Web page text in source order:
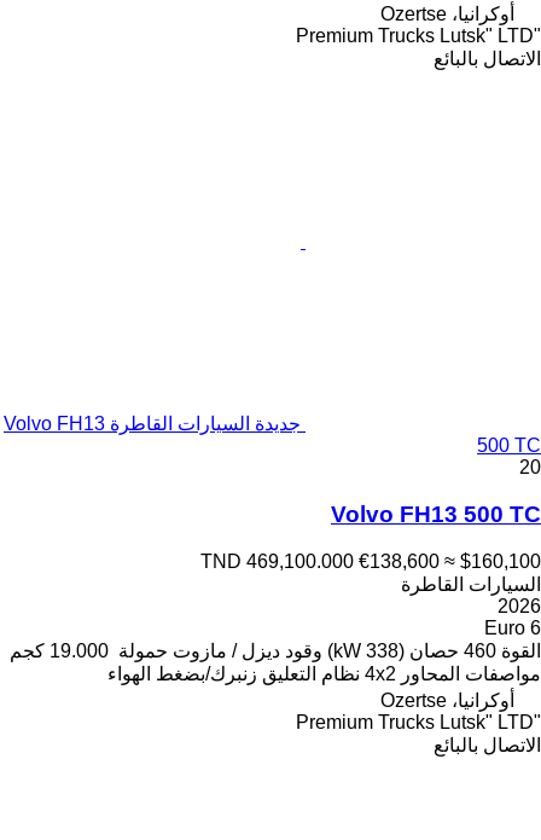
أوكرانيا، Ozertse
"Premium Trucks Lutsk" LTD
الاتصال بالبائع
جديدة السيارات القاطرة Volvo FH13
500 TC
20
Volvo FH13 500 TC
TND 469,100.000 €138,600 ≈ $160,100
السيارات القاطرة
2026
Euro 6
القوة 460 حصان (338 kW) وقود ديزل / مازوت حمولة 19.000 كجم
مواصفات المحاور 4x2 نظام التعليق زنبرك/بضغط الهواء
أوكرانيا، Ozertse
"Premium Trucks Lutsk" LTD
الاتصال بالبائع